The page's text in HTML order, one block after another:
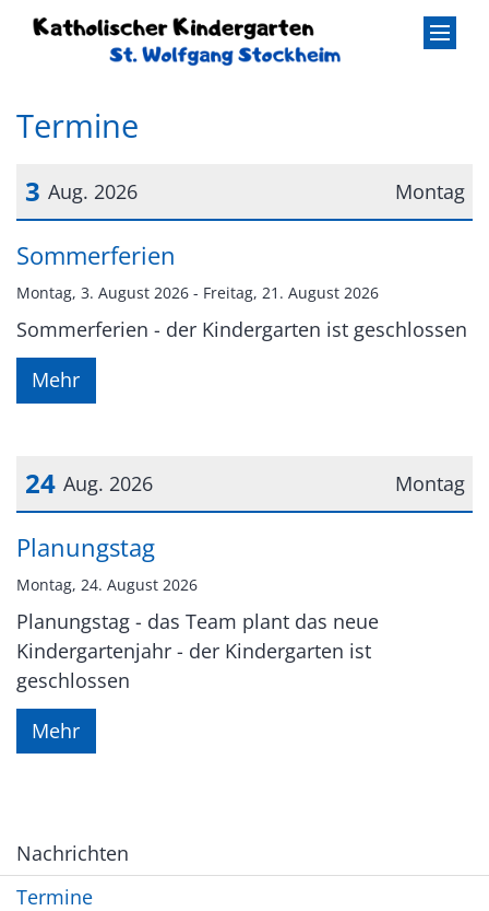
Zum Inhalt springen
Termine
Montag
3 Aug. 2026
Datum: 3. August 2026
Sommerferien
Montag, 3. August 2026 - Freitag, 21. August 2026
Sommerferien - der Kindergarten ist geschlossen
Mehr
Montag
24 Aug. 2026
Datum: 24. August 2026
Planungstag
Montag, 24. August 2026
Planungstag - das Team plant das neue
Kindergartenjahr - der Kindergarten ist
geschlossen
Mehr
Nachrichten
Termine